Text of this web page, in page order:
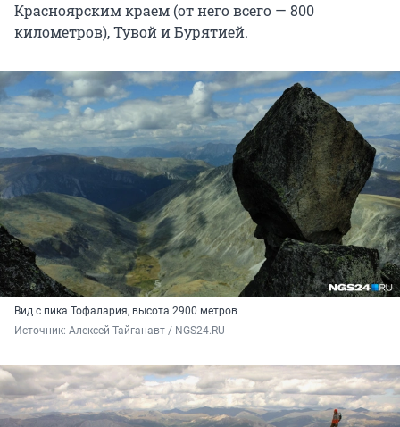
Красноярским краем (от него всего — 800
километров), Тувой и Бурятией.
Вид с пика Тофалария, высота 2900 метров
Источник: Алексей Тайганавт / NGS24.RU